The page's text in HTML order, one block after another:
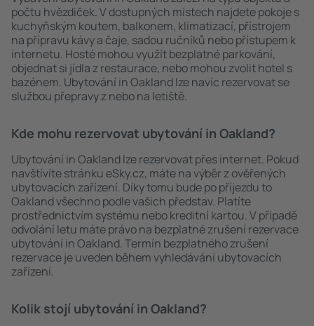
počtu hvězdiček. V dostupných místech najdete pokoje s
kuchyňským koutem, balkonem, klimatizací, přístrojem
na přípravu kávy a čaje, sadou ručníků nebo přístupem k
internetu. Hosté mohou využít bezplatné parkování,
objednat si jídla z restaurace, nebo mohou zvolit hotel s
bazénem. Ubytování in Oakland lze navíc rezervovat se
službou přepravy z nebo na letiště.
Kde mohu rezervovat ubytování in Oakland?
Ubytování in Oakland lze rezervovat přes internet. Pokud
navštívíte stránku eSky.cz, máte na výběr z ověřených
ubytovacích zařízení. Díky tomu bude po příjezdu to
Oakland všechno podle vašich představ. Platíte
prostřednictvím systému nebo kreditní kartou. V případě
odvolání letu máte právo na bezplatné zrušení rezervace
ubytování in Oakland. Termín bezplatného zrušení
rezervace je uveden během vyhledávání ubytovacích
zařízení.
Kolik stojí ubytování in Oakland?